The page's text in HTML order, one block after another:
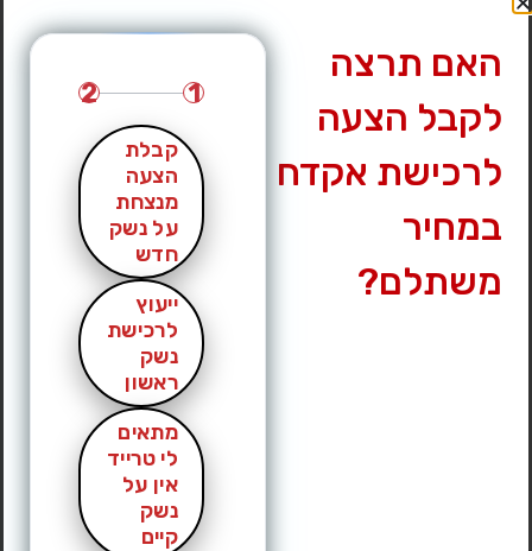
האם תרצה
לקבל הצעה
לרכישת אקדח
במחיר
משתלם?
1
2
קבלת
הצעה
מנצחת
על נשק
חדש
ייעוץ
לרכישת
נשק
ראשון
מתאים
לי טרייד
אין על
נשק
קיים